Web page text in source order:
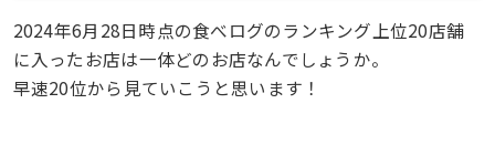
2024年6月28日時点の食べログのランキング上位20店舗
に入ったお店は一体どのお店なんでしょうか。
早速20位から見ていこうと思います！